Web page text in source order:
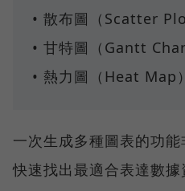
• 散布圖（Scatter
• 甘特圖（Gantt
• 熱力圖（Heat Map）
一次生成多種圖表的功
快速找出最適合表達數